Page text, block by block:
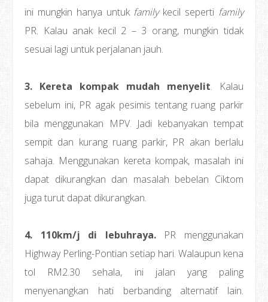
ini mungkin hanya untuk familykecil seperti family
PR. Kalau anak kecil 2 – 3 orang, mungkin tidak
sesuai lagi untuk perjalanan jauh.
3. Kereta kompak mudah menyelit. Kalau
sebelum ini, PR agak pesimis tentang ruang parkir
bila menggunakan MPV. Jadi kebanyakan tempat
sempit dan kurang ruang parkir, PR akan berlalu
sahaja. Menggunakan kereta kompak, masalah ini
dapat dikurangkan dan masalah bebelan Ciktom
juga turut dapat dikurangkan.
4. 110km/j di lebuhraya.PR menggunakan
Highway Perling-Pontian setiap hari. Walaupun kena
tol RM2.30 sehala, ini jalan yang paling
menyenangkan hati berbanding alternatif lain.